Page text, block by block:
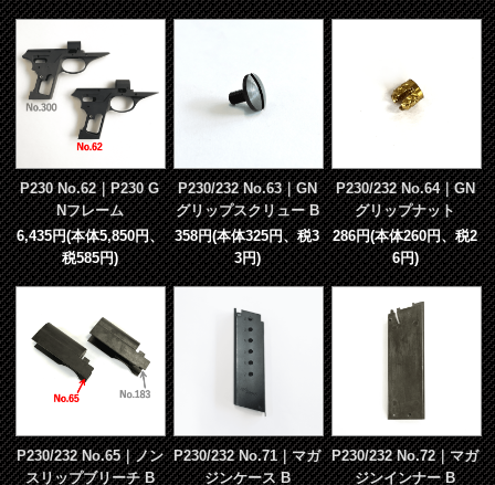
P230 No.62｜P230 G
Nフレーム
6,435円(本体5,850円、
税585円)
P230/232 No.63｜GN
グリップスクリュー B
358円(本体325円、税3
3円)
P230/232 No.64｜GN
グリップナット
286円(本体260円、税2
6円)
P230/232 No.65｜ノン
スリップブリーチ B
P230/232 No.71｜マガ
ジンケース B
P230/232 No.72｜マガ
ジンインナー B